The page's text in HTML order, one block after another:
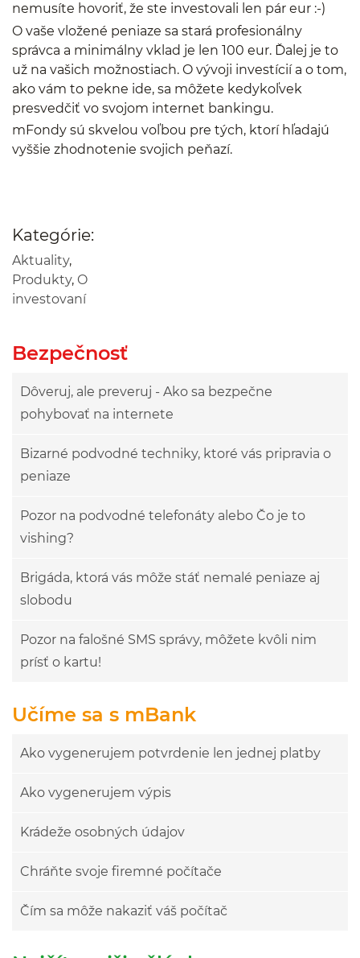
nemusíte hovoriť, že ste investovali len pár eur :-)
O vaše vložené peniaze sa stará profesionálny
správca a minimálny vklad je len 100 eur. Ďalej je to
už na vašich možnostiach. O vývoji investícií a o tom,
ako vám to pekne ide, sa môžete kedykoľvek
presvedčiť vo svojom internet bankingu.
mFondy sú skvelou voľbou pre tých, ktorí hľadajú
vyššie zhodnotenie svojich peňazí.
Kategórie:
Aktuality,
Produkty, O
investovaní
Bezpečnosť
Dôveruj, ale preveruj - Ako sa bezpečne
pohybovať na internete
Bizarné podvodné techniky, ktoré vás pripravia o
peniaze
Pozor na podvodné telefonáty alebo Čo je to
vishing?
Brigáda, ktorá vás môže stáť nemalé peniaze aj
slobodu
Pozor na falošné SMS správy, môžete kvôli nim
prísť o kartu!
Učíme sa s mBank
Ako vygenerujem potvrdenie len jednej platby
Ako vygenerujem výpis
Krádeže osobných údajov
Chráňte svoje firemné počítače
Čím sa môže nakaziť váš počítač